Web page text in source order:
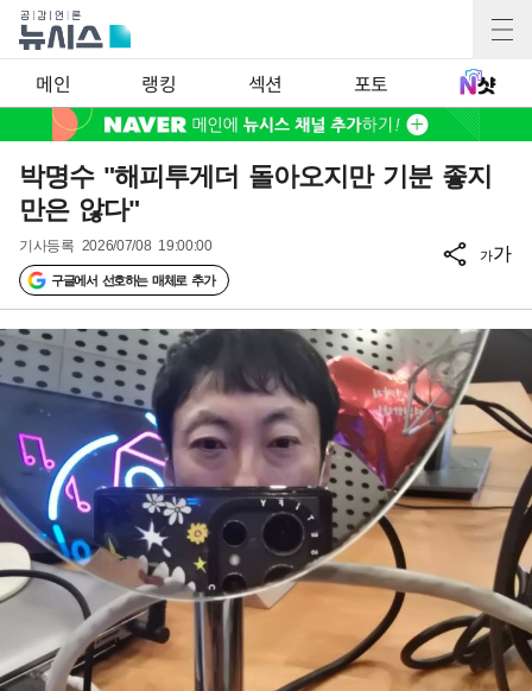
메인 랭킹 섹션 포토
박명수 "해피투게더 돌아오지만 기분 좋지
만은 않다"
기사등록 2026/07/08 19:00:00
구글에서 선호하는 매체로 추가
가가